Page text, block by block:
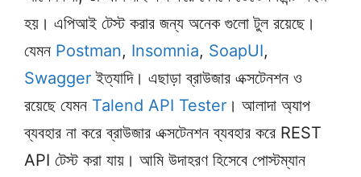
হয়। এপিআই টেস্ট করার জন্য অনেক গুলো টুল রয়েছে।
যেমন Postman, Insomnia, SoapUI,
Swagger ইত্যাদি। এছাড়া ব্রাউজার এক্সটেনশন ও
রয়েছে যেমন Talend API Tester । আলাদা অ্যাপ
ব্যবহার না করে ব্রাউজার এক্সটেনশন ব্যবহার করে REST
API টেস্ট করা যায়। আমি উদাহরণ হিসেবে পোস্টম্যান